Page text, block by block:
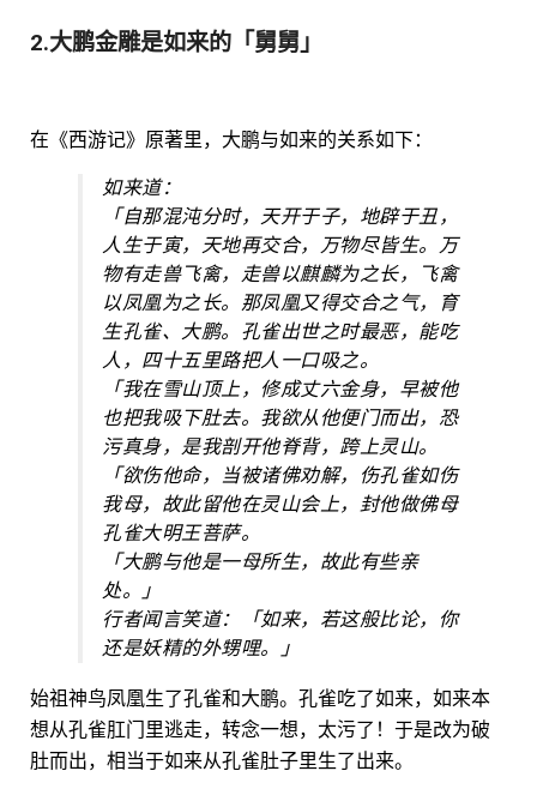
2.大鹏金雕是如来的「舅舅」
在《西游记》原著里，大鹏与如来的关系如下：
如来道：
「自那混沌分时，天开于子，地辟于丑，
人生于寅，天地再交合，万物尽皆生。万
物有走兽飞禽，走兽以麒麟为之长，飞禽
以凤凰为之长。那凤凰又得交合之气，育
生孔雀、大鹏。孔雀出世之时最恶，能吃
人，四十五里路把人一口吸之。
「我在雪山顶上，修成丈六金身，早被他
也把我吸下肚去。我欲从他便门而出，恐
污真身，是我剖开他脊背，跨上灵山。
「欲伤他命，当被诸佛劝解，伤孔雀如伤
我母，故此留他在灵山会上，封他做佛母
孔雀大明王菩萨。
「大鹏与他是一母所生，故此有些亲
处。」
行者闻言笑道：「如来，若这般比论，你
还是妖精的外甥哩。」
始祖神鸟凤凰生了孔雀和大鹏。孔雀吃了如来，如来本
想从孔雀肛门里逃走，转念一想，太污了！于是改为破
肚而出，相当于如来从孔雀肚子里生了出来。